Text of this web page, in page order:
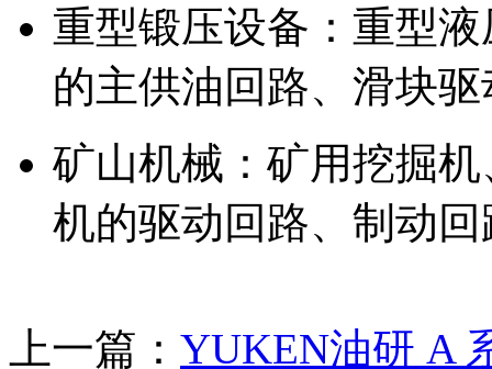
重型锻压设备：重型
的主供油回路、滑块
矿山机械：矿用挖掘
机的驱动回路、制动
上一篇： YUKEN油研 A